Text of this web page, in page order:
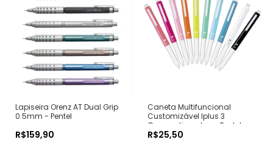
Lapiseira Orenz AT Dual Grip
0.5mm - Pentel
R$159,90
Caneta Multifuncional
Customizável Iplus 3
Compartimentos - Pentel
R$25,50